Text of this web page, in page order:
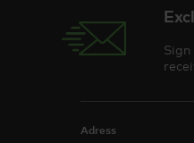
Adress